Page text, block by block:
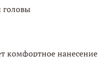
комфортное